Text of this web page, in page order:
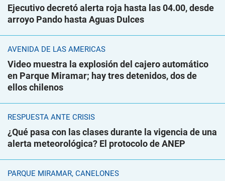
Ejecutivo decretó alerta roja hasta las 04.00, desde
arroyo Pando hasta Aguas Dulces
AVENIDA DE LAS AMÉRICAS
Video muestra la explosión del cajero automático
en Parque Miramar; hay tres detenidos, dos de
ellos chilenos
RESPUESTA ANTE CRISIS
¿Qué pasa con las clases durante la vigencia de una
alerta meteorológica? El protocolo de ANEP
PARQUE MIRAMAR, CANELONES